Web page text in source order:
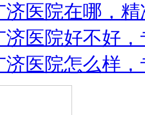
济医院在哪，精
济医院好不好，
济医院怎么样，